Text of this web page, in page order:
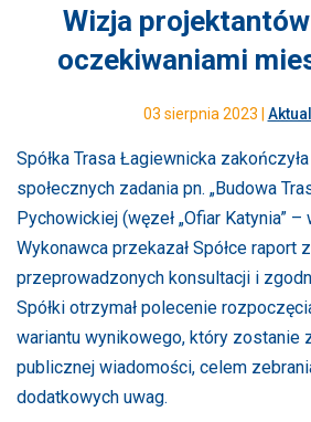
Wizja
oczekiwaniami
03 sierpnia 2023 |
Spółka Trasa Łagiewnicka
społecznych zadania pn. „Budowa
Pychowickiej (węzeł „Ofiar Katynia” –
Wykonawca przekazał Spółce raport
przeprowadzonych konsultacji i
Spółki otrzymał polecenie
wariantu wynikowego, który zostanie
publicznej wiadomości, celem
dodatkowych uwag.